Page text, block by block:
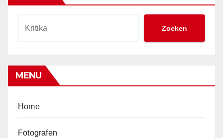
Zoeken
MENU
Home
Fotografen